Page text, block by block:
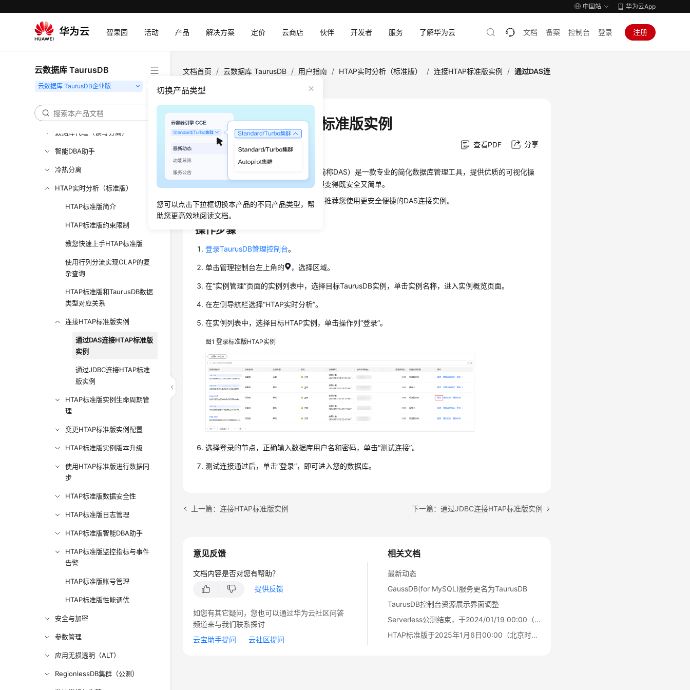
中国站 华为云App
智果园 活动 产品 解决方案 定价 云商店 伙伴 开发者 服务 了解华为云 文档 备案 控制台 登录 注册
云数据库 TaurusDB
切换产品类型
您可以点击下拉框切换本产品的不同产品类型，帮
助您更高效地阅读文档。
日志管理
数据库代理（读写分离）
智能DBA助手
冷热分离
HTAP实时分析（标准版）
HTAP标准版简介
HTAP标准版约束限制
教您快速上手HTAP标准版
使用行列分流实现OLAP的复
杂查询
HTAP标准版和TaurusDB数据
类型对应关系
连接HTAP标准版实例
通过DAS连接HTAP标准版
实例
通过JDBC连接HTAP标准
版实例
HTAP标准版实例生命周期管
理
变更HTAP标准版实例配置
HTAP标准版实例版本升级
使用HTAP标准版进行数据同
步
HTAP标准版数据安全性
HTAP标准版日志管理
HTAP标准版智能DBA助手
HTAP标准版监控指标与事件
告警
HTAP标准版账号管理
HTAP标准版性能调优
安全与加密
参数管理
应用无损透明（ALT）
RegionlessDB集群（公测）
文档首页 / 云数据库 TaurusDB / 用户指南 / HTAP实时分析（标准版） / 连接HTAP标准版实例 / 通过DAS连
通过DAS连接HTAP标准版实例
更新时间： 查看PDF 分享
（Data Admin Service，简称DAS）是一款专业的简化数据库管理工具，提供优质的可视化操
作界面，大幅提高工作效率，让数据管理变得既安全又简单。
DAS默认为您开通了远程主机登录权限，推荐您使用更安全便捷的DAS连接实例。
操作步骤
登录TaurusDB管理控制台。
单击管理控制台左上角的 ，选择区域。
在“实例管理”页面的实例列表中，选择目标TaurusDB实例，单击实例名称，进入实例概览页面。
在左侧导航栏选择“HTAP实时分析”。
在实例列表中，选择目标HTAP实例，单击操作列“登录”。
图1登录标准版HTAP实例
选择登录的节点，正确输入数据库用户名和密码，单击“测试连接”。
测试连接通过后，单击“登录”，即可进入您的数据库。
上一篇：连接HTAP标准版实例 下一篇：通过JDBC连接HTAP标准版实例
相关文档
最新动态
GaussDB(for MySQL)服务更名为TaurusDB
TaurusDB控制台资源展示界面调整
Serverless公测结束，于2024/01/19 00:00（北京时间）转商用
HTAP标准版于2025年1月6日00:00（北京时间）转商用
意见反馈
文档内容是否对您有帮助？
提供反馈
如您有其它疑问，您也可以通过华为云社区问答
频道来与我们联系探讨
云宝助手提问
云社区提问